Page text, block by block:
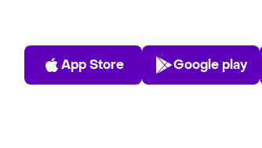
App Store
App Store
Play Store
Google play